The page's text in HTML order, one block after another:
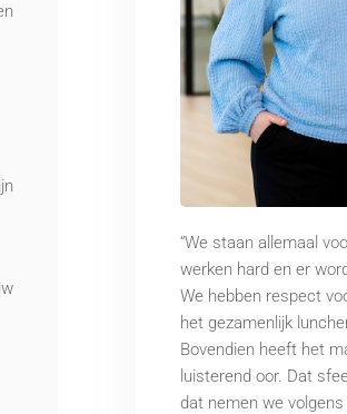
“We staan allemaal
werken hard en er
We hebben respect
het gezamenlijk
Bovendien heeft het
luisterend oor. Dat
dat nemen we